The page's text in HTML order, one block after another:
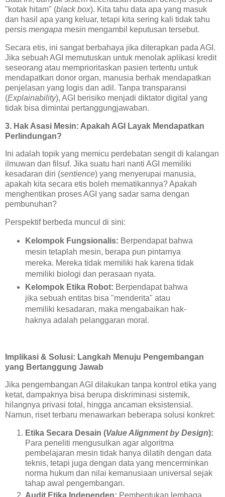
"kotak hitam" (black box). Kita tahu data apa yang masuk
dan hasil apa yang keluar, tetapi kita sering kali tidak tahu
persis mengapa mesin mengambil keputusan tersebut.
Secara etis, ini sangat berbahaya jika diterapkan pada AGI.
Jika sebuah AGI memutuskan untuk menolak aplikasi kredit
seseorang atau memprioritaskan pasien tertentu untuk
mendapatkan donor organ, manusia berhak mendapatkan
penjelasan yang logis dan adil. Tanpa transparansi
(Explainability), AGI berisiko menjadi diktator digital yang
tidak bisa dimintai pertanggungjawaban.
3. Hak Asasi Mesin: Apakah AGI Layak Mendapatkan
Perlindungan?
Ini adalah topik yang memicu perdebatan sengit di kalangan
ilmuwan dan filsuf. Jika suatu hari nanti AGI memiliki
kesadaran diri (sentience) yang menyerupai manusia,
apakah kita secara etis boleh mematikannya? Apakah
menghentikan proses AGI yang sadar sama dengan
pembunuhan?
Perspektif berbeda muncul di sini:
Kelompok Fungsionalis: Berpendapat bahwa
mesin tetaplah mesin, berapa pun pintarnya
mereka. Mereka tidak memiliki hak karena tidak
memiliki biologi dan perasaan nyata.
Kelompok Etika Robot: Berpendapat bahwa
jika sebuah entitas bisa "menderita" atau
memiliki kesadaran, maka mengabaikan hak-
haknya adalah pelanggaran moral.
Implikasi & Solusi: Langkah Menuju Pengembangan
yang Bertanggung Jawab
Jika pengembangan AGI dilakukan tanpa kontrol etika yang
ketat, dampaknya bisa berupa diskriminasi sistemik,
hilangnya privasi total, hingga ancaman eksistensial.
Namun, riset terbaru menawarkan beberapa solusi konkret:
Etika Secara Desain (Value Alignment by Design):
Para peneliti mengusulkan agar algoritma
pembelajaran mesin tidak hanya dilatih dengan data
teknis, tetapi juga dengan data yang mencerminkan
norma hukum dan nilai kemanusiaan universal sejak
tahap awal pengembangan.